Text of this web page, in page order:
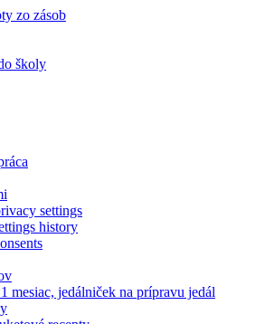
zo zásob
školy
settings
history
mesiac, jedálniček na prípravu jedál